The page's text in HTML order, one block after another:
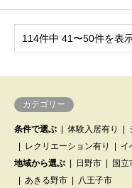
114件中 41〜50件を表
カテゴリー
条件で選ぶ 体験入居有り
レクリエーション有り
イ
地域から選ぶ
日野市 国立
あきる野市
八王子市